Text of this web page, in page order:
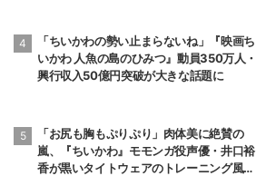
「ちいかわの勢い止まらないね」『映画ち
いかわ 人魚の島のひみつ』動員350万人・
興行収入50億円突破が大きな話題に
「お尻も胸もぷりぷり」肉体美に絶賛の
嵐、『ちいかわ』モモンガ役声優・井口裕
香が黒いタイトウェアのトレーニング風景